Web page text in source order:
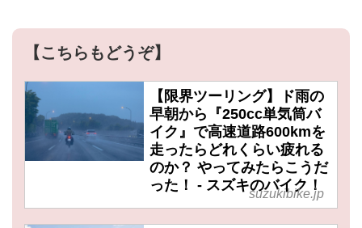
【こちらもどうぞ】
【限界ツーリング】ド雨の
早朝から『250cc単気筒バ
イク』で高速道路600kmを
走ったらどれくらい疲れる
のか？ やってみたらこうだ
った！ - スズキのバイク！
suzukibike.jp